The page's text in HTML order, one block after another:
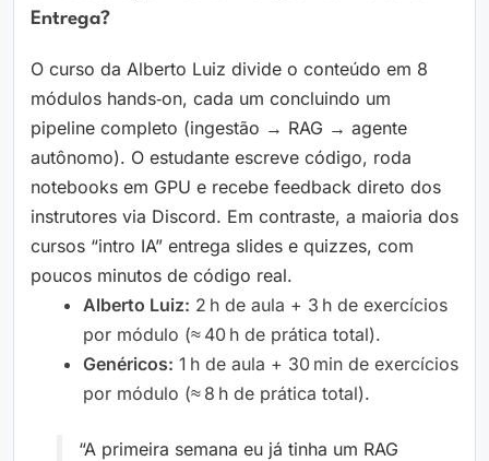
Entrega?
O curso da Alberto Luiz divide o conteúdo em 8
módulos hands‑on, cada um concluindo um
pipeline completo (ingestão → RAG → agente
autônomo). O estudante escreve código, roda
notebooks em GPU e recebe feedback direto dos
instrutores via Discord. Em contraste, a maioria dos
cursos “intro IA” entrega slides e quizzes, com
poucos minutos de código real.
Alberto Luiz: 2 h de aula + 3 h de exercícios
por módulo (≈ 40 h de prática total).
Genéricos: 1 h de aula + 30 min de exercícios
por módulo (≈ 8 h de prática total).
“A primeira semana eu já tinha um RAG